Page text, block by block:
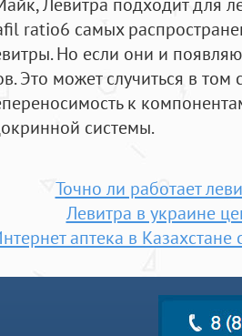
ratio6 самых
Но если они и
Это может случиться в том
к
системы.
Точно ли работает
Левитра в украине
аптека в Казахстане